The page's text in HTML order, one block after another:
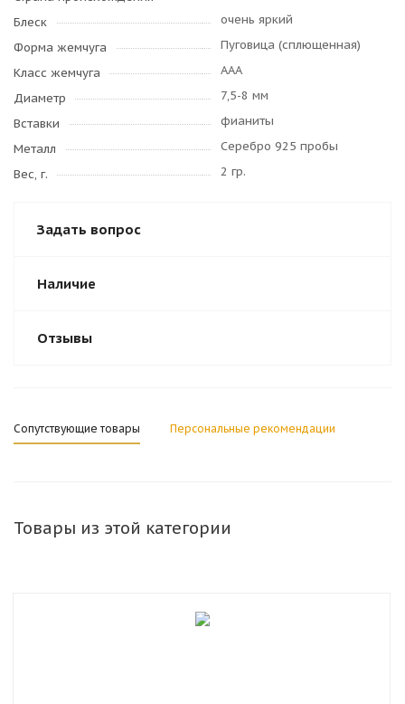
Блеск
очень яркий
Форма жемчуга
Пуговица (сплющенная)
Класс жемчуга
AAA
Диаметр
7,5-8 мм
Вставки
фианиты
Металл
Серебро 925 пробы
Вес, г.
2 гр.
Задать вопрос
Наличие
Отзывы
Сопутствующие товары Персональные рекомендации
Товары из этой категории